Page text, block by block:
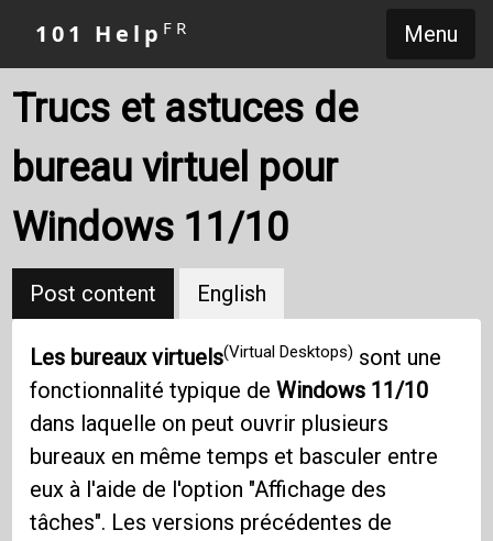
Menu
101 Help FR
Trucs et astuces de
bureau virtuel pour
Windows 11/10
Post content English
Les bureaux virtuels(Virtual Desktops) sont une
fonctionnalité typique deWindows 11/10
dans laquelle on peut ouvrir plusieurs
bureaux en même temps et basculer entre
eux à l'aide de l'option "Affichage des
tâches". Les versions précédentes de